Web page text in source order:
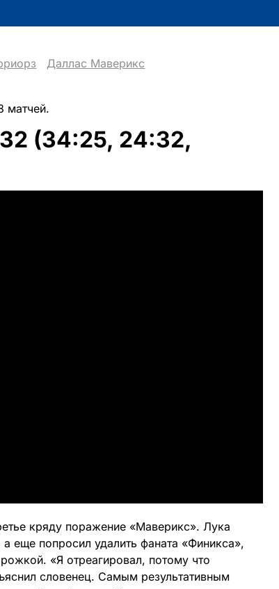
Даллас Маверикс
матчей.
(34:25, 24:32,
кряду поражение «Маверикс». Лука
еще попросил удалить фаната «Финикса»,
«Я отреагировал, потому что
словенец. Самым результативным